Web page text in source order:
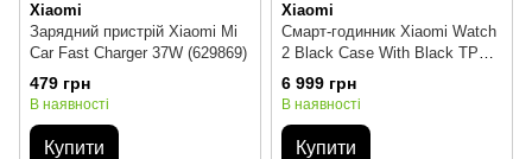
Xiaomi
Зарядний пристрій Xiaomi Mi
Car Fast Charger 37W (629869)
479 грн
В наявності
Купити
Xiaomi
Смарт-годинник Xiaomi Watch
2 Black Case With Black TPU
Strap (BHR8035GL) (1025028)
6 999 грн
В наявності
Купити